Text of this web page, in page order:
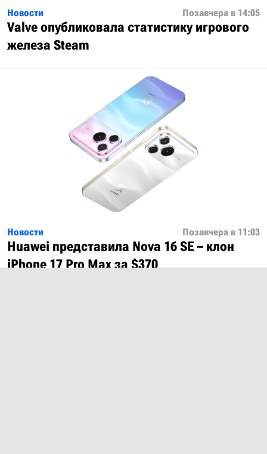
Новости Позавчера в 14:05
Valve опубликовала статистику игрового
железа Steam
Новости Позавчера в 11:03
Huawei представила Nova 16 SE – клон
iPhone 17 Pro Max за $370